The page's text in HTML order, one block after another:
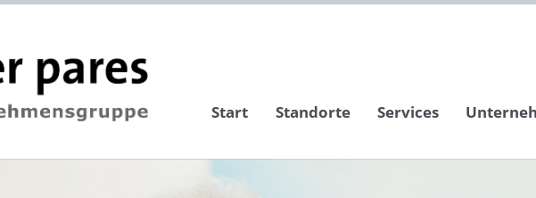
Start Standorte Services